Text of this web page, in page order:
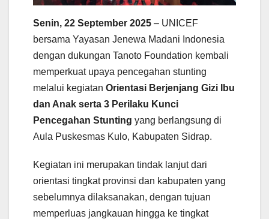
Senin, 22 September 2025 – UNICEF
bersama Yayasan Jenewa Madani Indonesia
dengan dukungan Tanoto Foundation kembali
memperkuat upaya pencegahan stunting
melalui kegiatan Orientasi Berjenjang Gizi Ibu
dan Anak serta 3 Perilaku Kunci
Pencegahan Stunting yang berlangsung di
Aula Puskesmas Kulo, Kabupaten Sidrap.
Kegiatan ini merupakan tindak lanjut dari
orientasi tingkat provinsi dan kabupaten yang
sebelumnya dilaksanakan, dengan tujuan
memperluas jangkauan hingga ke tingkat